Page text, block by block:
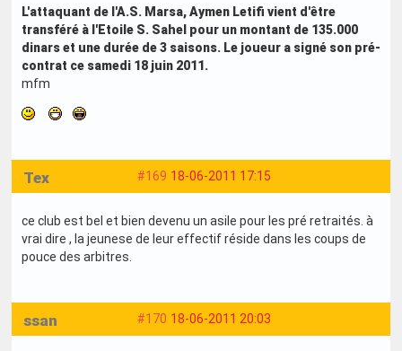
L'attaquant de l'A.S. Marsa, Aymen Letifi vient d'être
transféré à l'Etoile S. Sahel pour un montant de 135.000
dinars et une durée de 3 saisons. Le joueur a signé son pré-
contrat ce samedi 18 juin 2011.
mfm
#169 18-06-2011 17:15
Tex
ce club est bel et bien devenu un asile pour les pré retraités. à
vrai dire , la jeunese de leur effectif réside dans les coups de
pouce des arbitres.
#170 18-06-2011 20:03
ssan